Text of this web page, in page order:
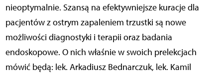
nieoptymalnie. Szansą na efektywniejsze kuracje dla
pacjentów z ostrym zapaleniem trzustki są nowe
możliwości diagnostyki i terapii oraz badania
endoskopowe. O nich właśnie w swoich prelekcjach
mówić będą: lek. Arkadiusz Bednarczuk, lek. Kamil